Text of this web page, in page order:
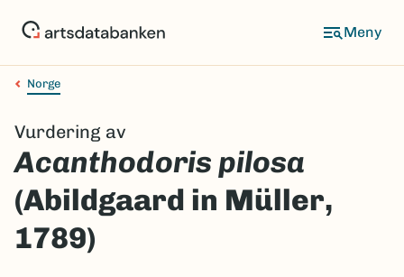
Meny
Navigasjonssti
Norge
Vurdering av
Acanthodoris pilosa
(Abildgaard in Müller,
1789)